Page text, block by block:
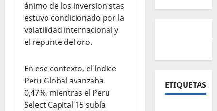
ánimo de los inversionistas
estuvo condicionado por la
volatilidad internacional y
el repunte del oro.
En ese contexto, el índice
Peru Global avanzaba
0,47%, mientras el Peru
Select Capital 15 subía
ETIQUETAS